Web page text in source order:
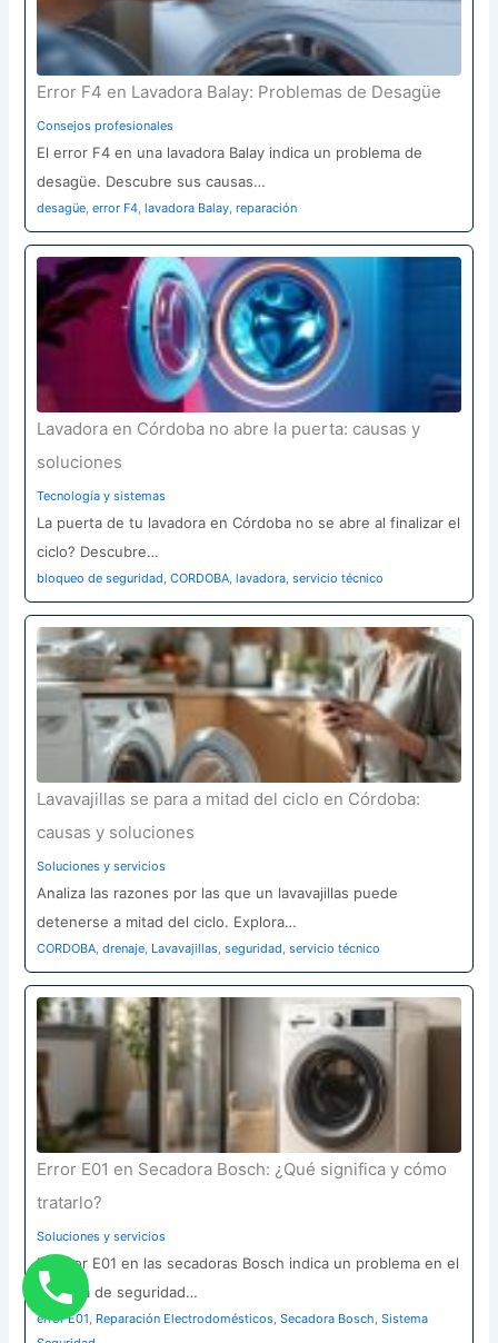
Error F4 en Lavadora Balay: Problemas de Desagüe
Consejos profesionales
El error F4 en una lavadora Balay indica un problema de
desagüe. Descubre sus causas…
desagüe,error F4,lavadora Balay,reparación
Lavadora en Córdoba no abre la puerta: causas y
soluciones
Tecnología y sistemas
La puerta de tu lavadora en Córdoba no se abre al finalizar el
ciclo? Descubre…
bloqueo de seguridad,CORDOBA,lavadora,servicio técnico
Lavavajillas se para a mitad del ciclo en Córdoba:
causas y soluciones
Soluciones y servicios
Analiza las razones por las que un lavavajillas puede
detenerse a mitad del ciclo. Explora…
CORDOBA,drenaje, Lavavajillas,seguridad,servicio técnico
Error E01 en Secadora Bosch: ¿Qué significa y cómo
tratarlo?
Soluciones y servicios
El error E01 en las secadoras Bosch indica un problema en el
sistema de seguridad…
error E01 Reparación Electrodomésticos ,Secadora Bosch ,Sistema